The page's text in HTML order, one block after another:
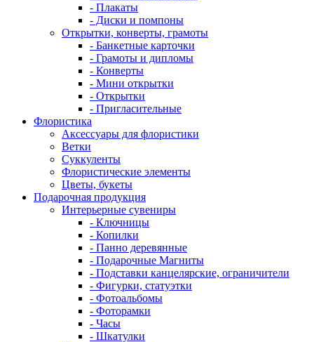
- Плакаты
- Диски и помпоны
Открытки, конверты, грамоты
- Банкетные карточки
- Грамоты и дипломы
- Конверты
- Мини открытки
- Открытки
- Пригласительные
Флористика
Аксессуары для флористики
Ветки
Суккуленты
Флористические элементы
Цветы, букеты
Подарочная продукция
Интерьерные сувениры
- Ключницы
- Копилки
- Панно деревянные
- Подарочные Магниты
- Подставки канцелярские, ограничители
- Фигурки, статуэтки
- Фотоальбомы
- Фоторамки
- Часы
- Шкатулки